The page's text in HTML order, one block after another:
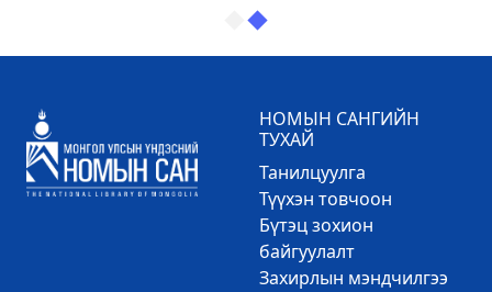
НОМЫН САНГИЙН
ТУХАЙ
Танилцуулга
Түүхэн товчоон
Бүтэц зохион
байгуулалт
Захирлын мэндчилгээ